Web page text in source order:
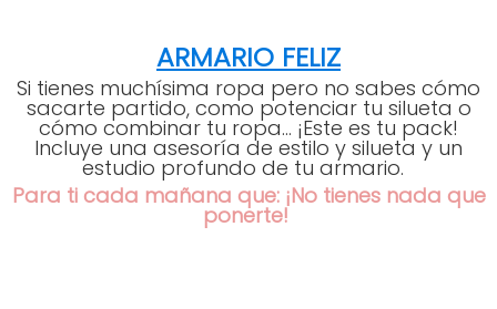
ARMARIO FELIZ
Si tienes muchísima ropa pero no sabes cómo
sacarte partido, como potenciar tu silueta o
cómo combinar tu ropa... ¡Este es tu pack!
Incluye una asesoría de estilo y silueta y un
estudio profundo de tu armario.
Para ti cada mañana que: ¡No tienes nada que
ponerte!